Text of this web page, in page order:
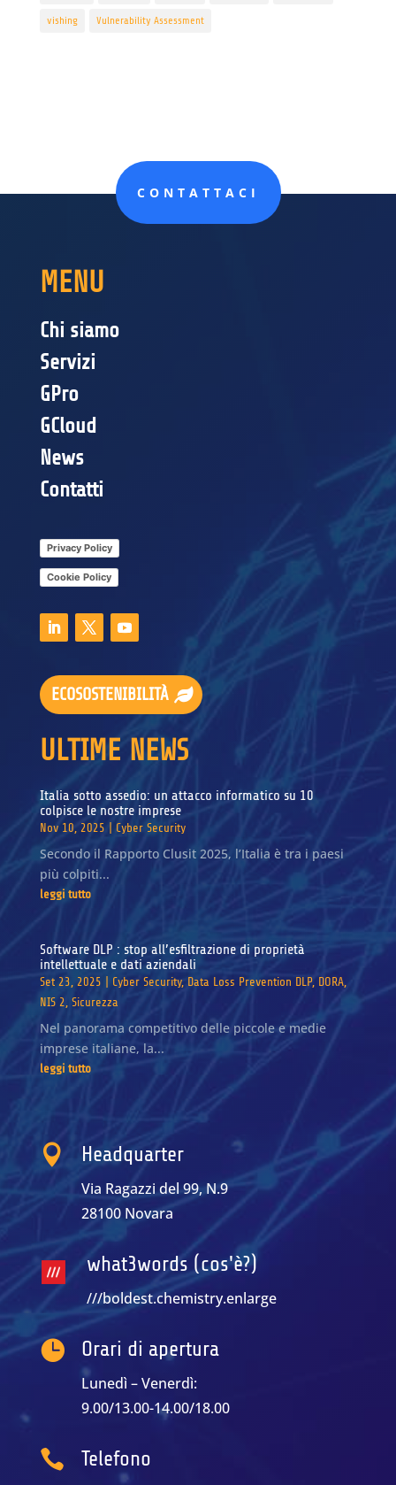
vishing Vulnerability Assessment
CONTATTACI
MENU
Chi siamo
Servizi
GPro
GCloud
News
Contatti
Privacy Policy
Cookie Policy
ECOSOSTENIBILITÀ
ULTIME NEWS
Italia sotto assedio: un attacco informatico su 10
colpisce le nostre imprese
Nov 10, 2025 Cyber Security
Secondo il Rapporto Clusit 2025, l’Italia è tra i paesi
più colpiti...
leggi tutto
Software DLP : stop all’esfiltrazione di proprietà
intellettuale e dati aziendali
Set 23, 2025 Cyber Security, Data Loss Prevention DLP, DORA,
NIS 2 Sicurezza
Nel panorama competitivo delle piccole e medie
imprese italiane, la...
leggi tutto
 Headquarter
Via Ragazzi del 99, N.9
28100 Novara
what3words (cos'è?)
///boldest.chemistry.enlarge
 Orari di apertura
Lunedì – Venerdì:
9.00/13.00-14.00/18.00
 Telefono